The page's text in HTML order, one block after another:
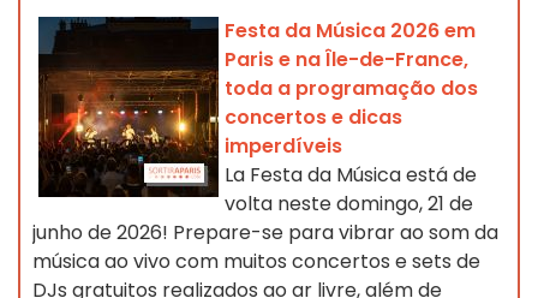
Festa da Música 2026 em
Paris e na Île-de-France,
toda a programação dos
concertos e dicas
imperdíveis
La Festa da Música está de
volta neste domingo, 21 de
junho de 2026! Prepare-se para vibrar ao som da
música ao vivo com muitos concertos e sets de
DJs gratuitos realizados ao ar livre, além de